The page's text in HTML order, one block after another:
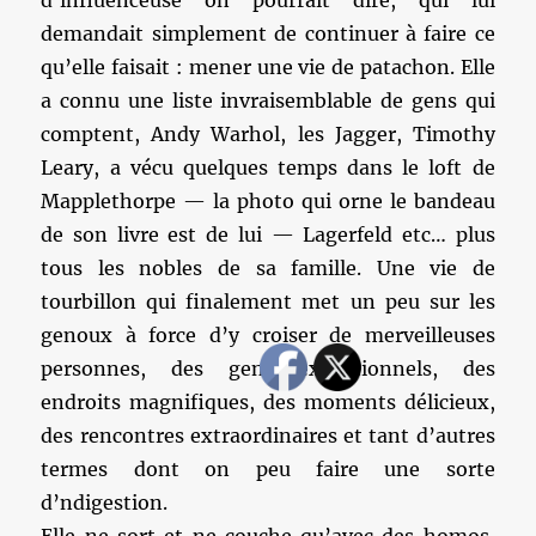
demandait simplement de continuer à faire ce
qu’elle faisait : mener une vie de patachon. Elle
a connu une liste invraisemblable de gens qui
comptent, Andy Warhol, les Jagger, Timothy
Leary, a vécu quelques temps dans le loft de
Mapplethorpe — la photo qui orne le bandeau
de son livre est de lui — Lagerfeld etc… plus
tous les nobles de sa famille. Une vie de
tourbillon qui finalement met un peu sur les
genoux à force d’y croiser de merveilleuses
personnes, des gens exceptionnels, des
endroits magnifiques, des moments délicieux,
des rencontres extraordinaires et tant d’autres
termes dont on peu faire une sorte
d’ndigestion.